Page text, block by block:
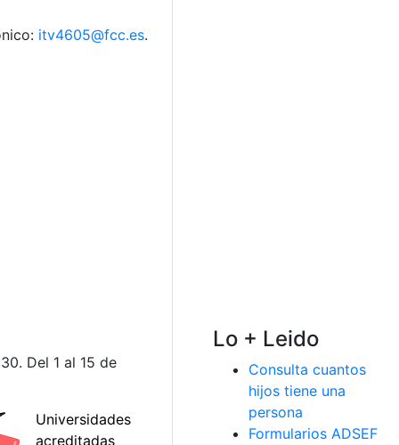
itv4605@fcc.es.
Del 1 al 15 de
Lo + Leido
Consulta cuantos
hijos tiene una
persona
Formularios ADSEF